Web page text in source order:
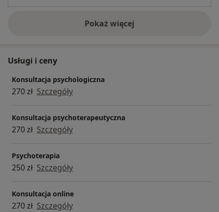
Pokaż więcejo doświadczeniu
Usługi i ceny
Konsultacja psychologiczna
270 zł Szczegóły
Konsultacja psychoterapeutyczna
270 zł Szczegóły
Psychoterapia
250 zł Szczegóły
Konsultacja online
270 zł Szczegóły